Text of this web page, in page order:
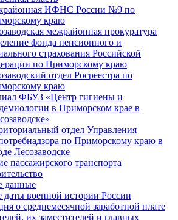
ИФНС России №9 по
краю
межрайонная прокуратура
фонда пенсионного и
страхования Российской
по Приморскому краю
отдел Росреестра по
краю
ФБУЗ «Центр гигиены и
в Приморском крае в
отдел Управления
по Приморскому краю в
Лесозаводске
пассажирского транспорта
данные
военной истории России
о среднемесячной заработной плате
их заместителей и главных